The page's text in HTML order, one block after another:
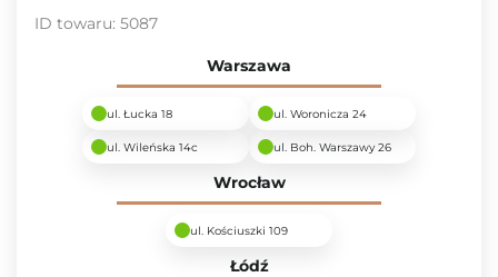
ID towaru: 5087
Warszawa
ul. Łucka 18 ul. Woronicza 24
ul. Wileńska 14c ul. Boh. Warszawy 26
Wrocław
ul. Kościuszki 109
Łódź